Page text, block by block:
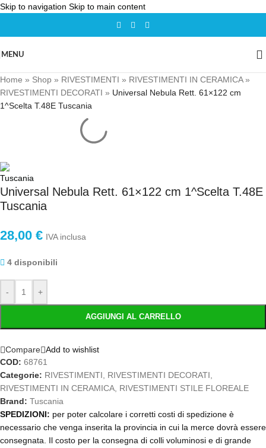
Skip to navigation Skip to main content
MENU
Home » Shop » RIVESTIMENTI » RIVESTIMENTI IN CERAMICA»
RIVESTIMENTI DECORATI » Universal Nebula Rett. 61×122 cm
1^Scelta T.48E Tuscania
Universal Nebula Rett. 61×122 cm 1^Scelta T.48E
Tuscania
28,00 € IVA inclusa
4 disponibili
- +
AGGIUNGI AL CARRELLO
Compare Add to wishlist
COD: 68761
Categorie: RIVESTIMENTI RIVESTIMENTI DECORATI
RIVESTIMENTI IN CERAMICA RIVESTIMENTI STILE FLOREALE
Brand: Tuscania
SPEDIZIONI: per poter calcolare i corretti costi di spedizione è
necessario che venga inserita la provincia in cui la merce dovrà essere
consegnata. Il costo per la consegna di colli voluminosi e di grande